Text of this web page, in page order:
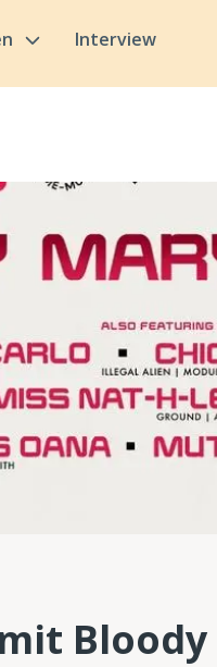
Interview
Bloody